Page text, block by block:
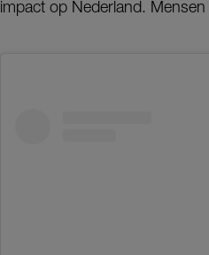
impact op Nederland. Mensen